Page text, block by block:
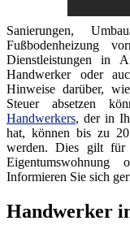
Sanierungen,
Fußbodenheizung
Dienstleistungen in
Handwerker oder
Hinweise darüber,
Steuer absetzen
Handwerkers, der in
hat, können bis zu
werden. Dies gilt für
Informieren Sie sich
Handwerker